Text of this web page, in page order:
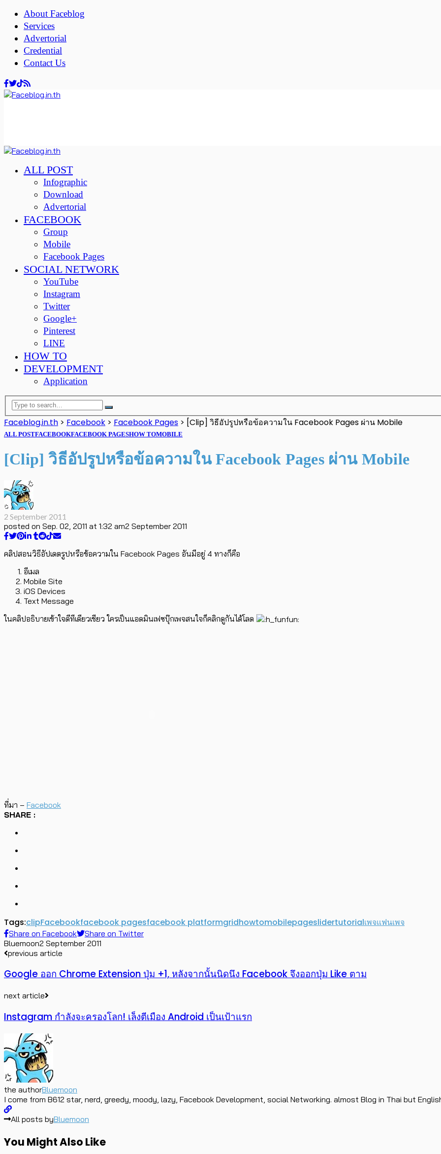
About Faceblog
Services
Advertorial
Credential
Contact Us
ALL POST
Infographic
Download
Advertorial
FACEBOOK
Group
Mobile
Facebook Pages
SOCIAL NETWORK
YouTube
Instagram
Twitter
Google+
Pinterest
LINE
HOW TO
DEVELOPMENT
Application
Faceblog.in.th > Facebook > Facebook Pages > [Clip] วิธีอัปรูปหรือข้อความใน Facebook Pages ผ่าน Mobile
ALL POSTFACEBOOKFACEBOOK PAGESHOW TOMOBILE
[Clip] วิธีอัปรูปหรือข้อความใน Facebook Pages ผ่าน Mobile
2 September 2011
posted on Sep. 02, 2011 at 1:32 am2 September 2011
คลิปสอนวิธีอัปเดตรูปหรือข้อความใน Facebook Pages อันมีอยู่ 4 ทางก็คือ
อีเมล
Mobile Site
iOS Devices
Text Message
ในคลิปอธิบายเข้าใจดีทีเดียวเชียว ใครเป็นแอดมินเฟซบุ๊กเพจสนใจก็คลิกดูกันได้โลด
ที่มา – Facebook
SHARE :
Tags:clipFacebookfacebook pagesfacebook platformgridhowtomobilepageslidertutorialเพจแฟนเพจ
Share on Facebook
Share on Twitter
Bluemoon2 September 2011
previous article
Google ออก Chrome Extension ปุ่ม +1, หลังจากนั้นนิดนึง Facebook จึงออกปุ่ม Like ตาม
next article
Instagram กำลังจะครองโลก! เล็งตีเมือง Android เป็นเป้าแรก
the authorBluemoon
I come from B612 star, nerd, greedy, moody, lazy, Facebook Development, social Networking. almost Blog in Thai but
All posts byBluemoon
You Might Also Like